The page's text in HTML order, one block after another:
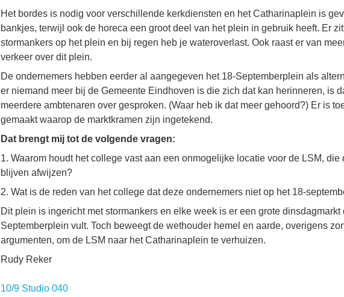
Het bordes is nodig voor verschillende kerkdiensten en het Catharinaplein is
bankjes, terwijl ook de horeca een groot deel van het plein in gebruik heeft. Er
stormankers op het plein en bij regen heb je wateroverlast. Ook raast er van
verkeer over dit plein.
De ondernemers hebben eerder al aangegeven het 18-Septemberplein als
er niemand meer bij de Gemeente Eindhoven is die zich dat kan herinneren, is
meerdere ambtenaren over gesproken. (Waar heb ik dat meer gehoord?) Er is
gemaakt waarop de marktkramen zijn ingetekend.
Dat brengt mij tot de volgende vragen:
1. Waarom houdt het college vast aan een onmogelijke locatie voor de LSM, die
blijven afwijzen?
2. Wat is de reden van het college dat deze ondernemers niet op het 18-
Dit plein is ingericht met stormankers en elke week is er een grote dinsdagmarkt
Septemberplein vult. Toch beweegt de wethouder hemel en aarde, overigens
argumenten, om de LSM naar het Catharinaplein te verhuizen.
Rudy Reker
10/9 Studio 040